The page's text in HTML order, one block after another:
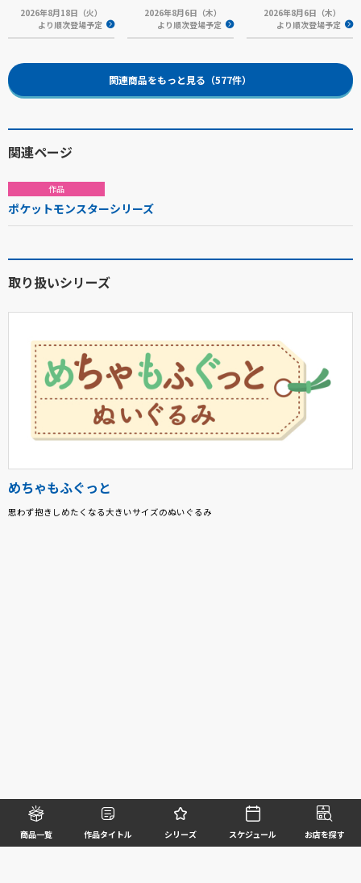
商品一覧 作品タイトル シリーズ スケジュール お店を探す
2026年8月18日（火）
より順次登場予定
2026年8月6日（木）
より順次登場予定
2026年8月6日（木）
より順次登場予定
関連商品をもっと見る（577件）
関連ページ
作品
ポケットモンスターシリーズ
取り扱いシリーズ
めちゃもふぐっと
思わず抱きしめたくなる大きいサイズのぬいぐるみ